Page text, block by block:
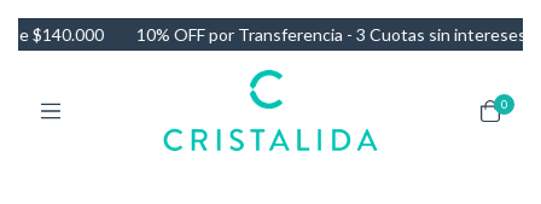
por Transferencia - 3 Cuotas sin intereses - Envío GRATIS en
0